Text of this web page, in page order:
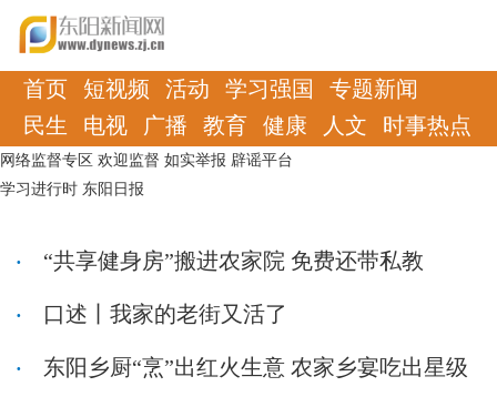
首页 短视频 活动 学习强国
专题新闻
民生
电视 广播 教育 健康 人文 时事热点
网络监督专区 欢迎监督 如实举报 辟谣平台
学习进行时 东阳日报
“共享健身房”搬进农家院 免费还带私教
口述丨我家的老街又活了
东阳乡厨“烹”出红火生意 农家乡宴吃出星级